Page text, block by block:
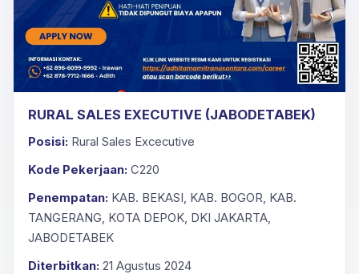
RURAL SALES EXECUTIVE (JABODETABEK)
Posisi: Rural Sales Excecutive
Kode Pekerjaan: C220
Penempatan: KAB. BEKASI, KAB. BOGOR, KAB.
TANGERANG, KOTA DEPOK, DKI JAKARTA,
JABODETABEK
Diterbitkan: 21 Agustus 2024